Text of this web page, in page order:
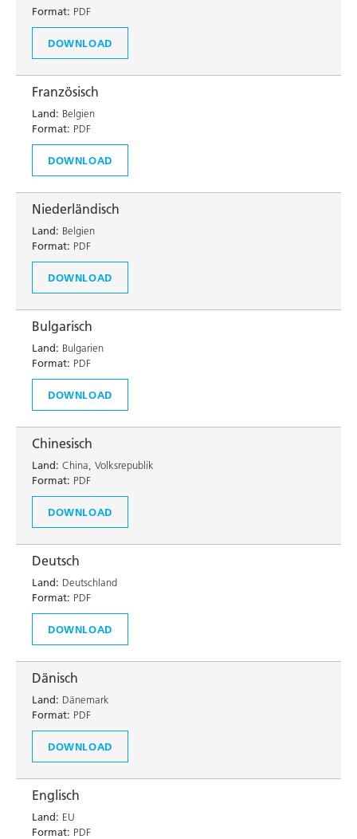
Format: PDF
DOWNLOAD
Französisch
Land: Belgien
Format: PDF
DOWNLOAD
Niederländisch
Land: Belgien
Format: PDF
DOWNLOAD
Bulgarisch
Land: Bulgarien
Format: PDF
DOWNLOAD
Chinesisch
Land: China, Volksrepublik
Format: PDF
DOWNLOAD
Deutsch
Land: Deutschland
Format: PDF
DOWNLOAD
Dänisch
Land: Dänemark
Format: PDF
DOWNLOAD
Englisch
Land: EU
Format: PDF